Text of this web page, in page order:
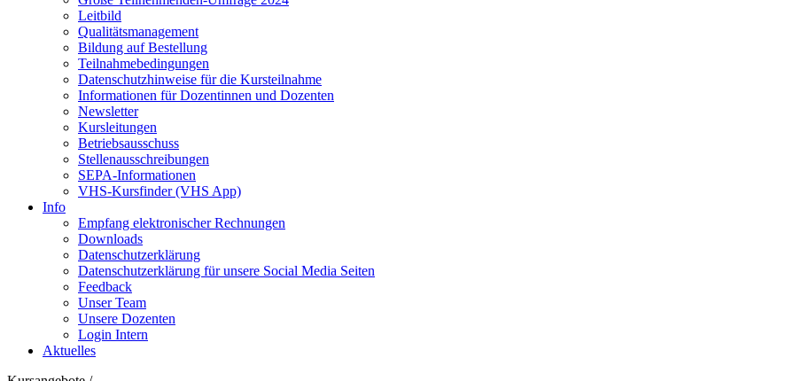
Leitbild
Qualitätsmanagement
Bildung auf Bestellung
Teilnahmebedingungen
Datenschutzhinweise für die Kursteilnahme
Informationen für Dozentinnen und Dozenten
Newsletter
Kursleitungen
Betriebsausschuss
Stellenausschreibungen
SEPA-Informationen
VHS-Kursfinder (VHS App)
Info
Empfang elektronischer Rechnungen
Downloads
Datenschutzerklärung
Datenschutzerklärung für unsere Social Media Seiten
Feedback
Unser Team
Unsere Dozenten
Login Intern
Aktuelles